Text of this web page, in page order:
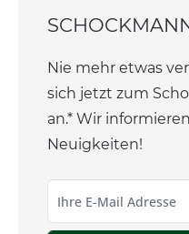
Nie mehr etwas
sich jetzt zum
an.* Wir
Neuigkeiten!